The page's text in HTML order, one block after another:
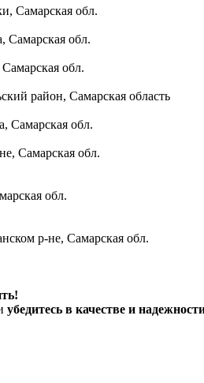
Самарская обл.
Самарская обл.
обл.
район, Самарская область
Самарская обл.
Самарская обл.
обл.
р-не, Самарская обл.
убедитесь в качестве и